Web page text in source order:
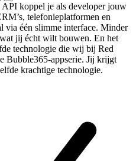
koppel je als developer jouw
telefonieplatformen en
via één slimme interface. Minder
jij écht wilt bouwen. En het
technologie die wij bij Red
Bubble365-appserie. Jij krijgt
krachtige technologie.